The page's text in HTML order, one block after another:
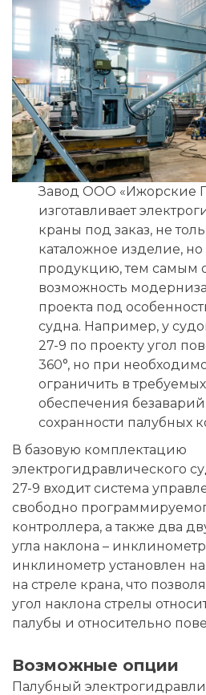
Завод ООО «Ижорские
изготавливает
краны под заказ, не
каталожное изделие,
продукцию, тем самым
возможность
проекта под
судна. Например, у
27-9 по проекту угол
360°, но при
ограничить в
обеспечения
сохранности палубных
В базовую комплектацию
электрогидравлического
27-9 входит система
свободно
контроллера, а также два
угла наклона –
инклинометр установлен
на стреле крана, что
угол наклона стрелы
палубы и относительно
Возможные опции
Палубный